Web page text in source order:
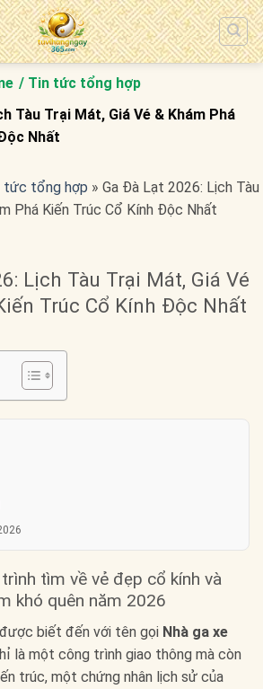
Tin tức tổng hợp
Tàu Trại Mát, Giá Vé & Khám Phá
Nhất
tức tổng hợp » Ga Đà Lạt 2026: Lịch Tàu
Phá Kiến Trúc Cổ Kính Độc Nhất
Lịch Tàu Trại Mát, Giá Vé
Trúc Cổ Kính Độc Nhất
tìm về vẻ đẹp cổ kính và
khó quên năm 2026
biết đến với tên gọi Nhà ga xe
là một công trình giao thông mà còn
trúc, một chứng nhân lịch sử của